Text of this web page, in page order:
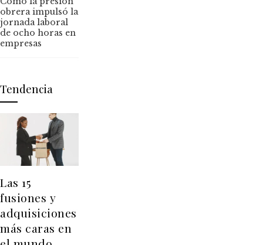
obrera impulsó la
jornada laboral
de ocho horas en
empresas
Tendencia
Las 15
fusiones y
adquisiciones
más caras en